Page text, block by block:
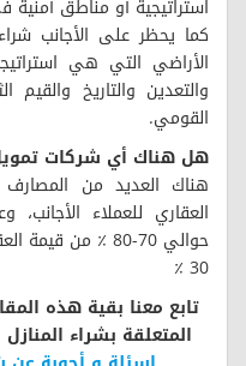
استراتيجية أو مناطق أمنية
كما يحظر على الأجانب
الأراضي التي هي
والتعدين والتاريخ والقيم
القومي.
هل هناك أي شركات
هناك العديد من
العقاري للعملاء
30 ٪
تابع معنا بقية هذه
المتعلقة بشراء